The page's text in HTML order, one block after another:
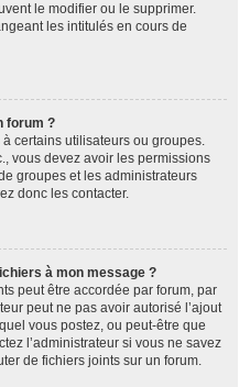
le modifier ou le supprimer.
les intitulés en cours de
forum ?
certains utilisateurs ou groupes.
vous devez avoir les permissions
groupes et les administrateurs
donc les contacter.
à mon message ?
peut être accordée par forum, par
peut ne pas avoir autorisé l’ajout
vous postez, ou peut-être que
l’administrateur si vous ne savez
de fichiers joints sur un forum.